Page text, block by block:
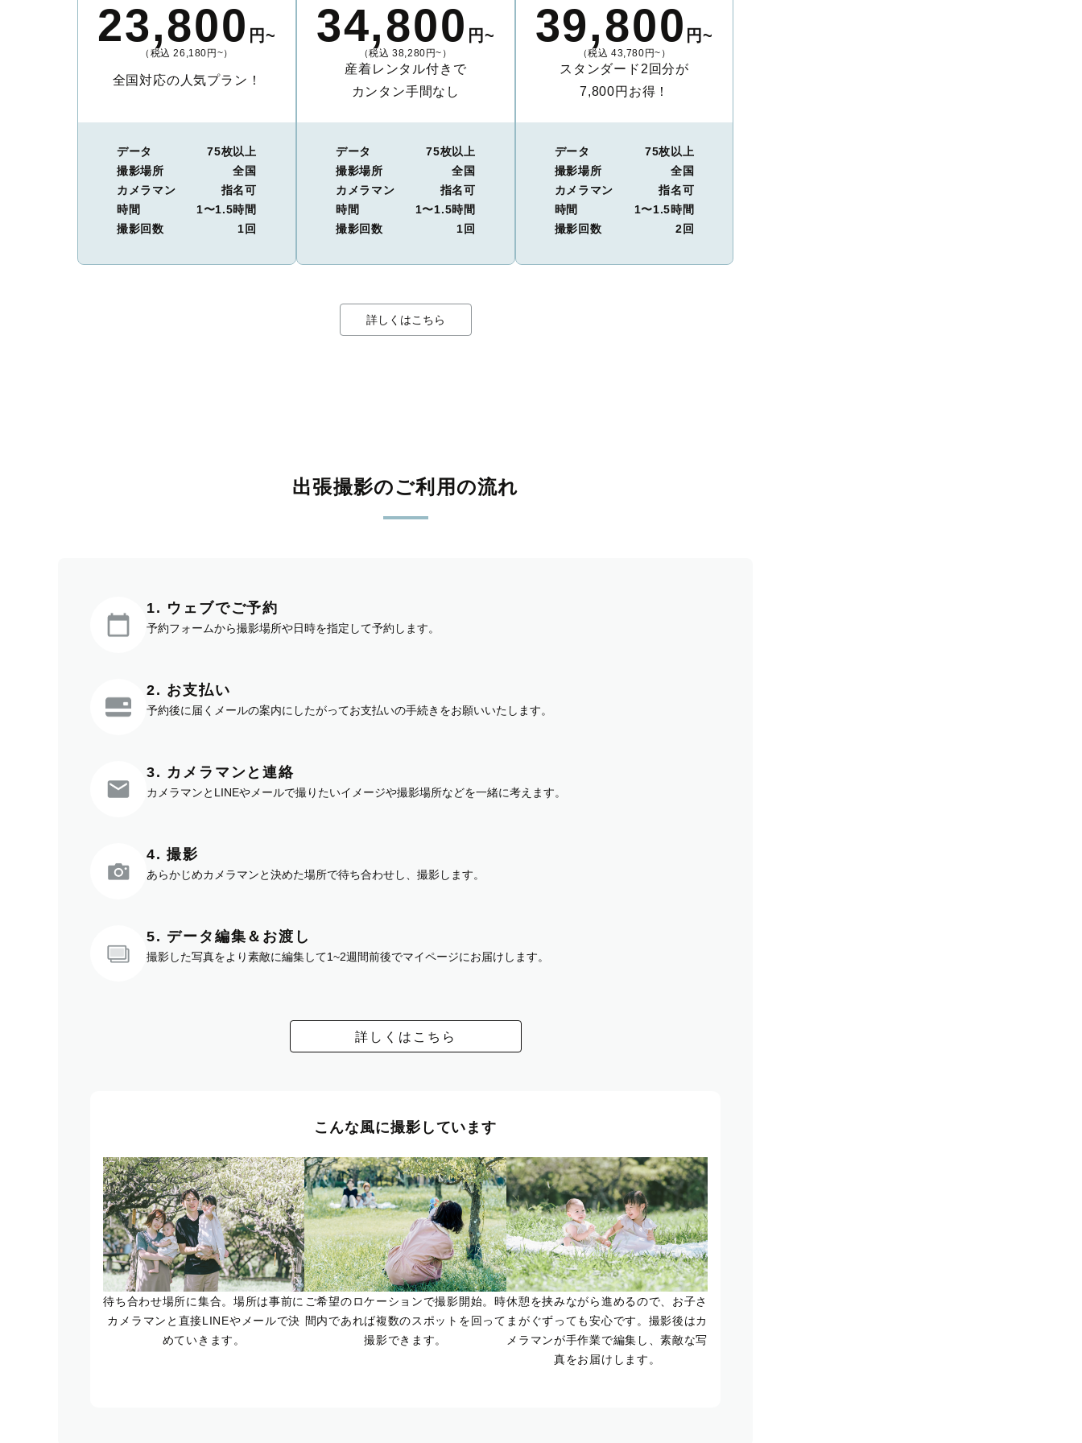
23,800 円~
（税込 26,180円~）
全国対応の人気プラン！
データ
75枚以上
撮影場所
全国
カメラマン
指名可
時間
1〜1.5時間
撮影回数
1回
34,800 円~
（税込 38,280円~）
産着レンタル付きで
カンタン手間なし
データ
75枚以上
撮影場所
全国
カメラマン
指名可
時間
1〜1.5時間
撮影回数
1回
39,800 円~
（税込 43,780円~）
スタンダード2回分が
7,800円お得！
データ
75枚以上
撮影場所
全国
カメラマン
指名可
時間
1〜1.5時間
撮影回数
2回
詳しくはこちら
出張撮影のご利用の流れ
1. ウェブでご予約
予約フォームから撮影場所や日時を指定して予約します。
2. お支払い
予約後に届くメールの案内にしたがってお支払いの手続きをお願いいたします。
3. カメラマンと連絡
カメラマンとLINEやメールで撮りたいイメージや撮影場所などを一緒に考えます。
4. 撮影
あらかじめカメラマンと決めた場所で待ち合わせし、撮影します。
5. データ編集＆お渡し
撮影した写真をより素敵に編集して1~2週間前後でマイページにお届けします。
詳しくはこちら
こんな風に撮影しています
待ち合わせ場所に集合。場所は事前に
カメラマンと直接LINEやメールで決
めていきます。
ご希望のロケーションで撮影開始。時
間内であれば複数のスポットを回って
撮影できます。
休憩を挟みながら進めるので、お子さ
まがぐずっても安心です。撮影後はカ
メラマンが手作業で編集し、素敵な写
真をお届けします。